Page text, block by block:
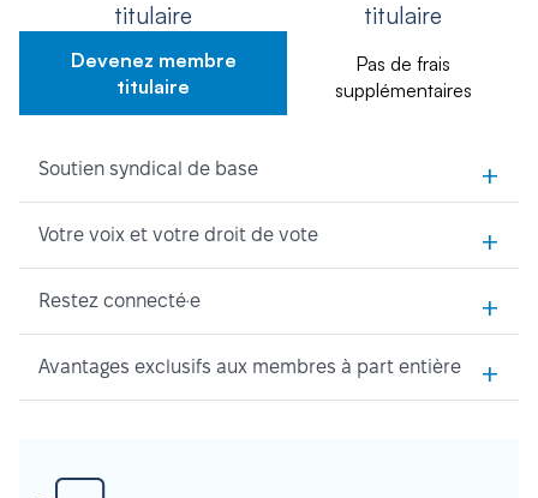
titulaire
Devenez membre
titulaire
titulaire
Pas de frais
supplémentaires
Soutien syndical de base +
Votre voix et votre droit de vote +
Restez connecté·e +
Avantages exclusifs aux membres à part entière +